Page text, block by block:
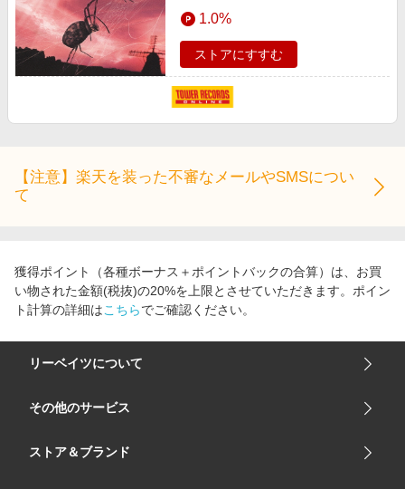
1.0%
ストアにすすむ
【注意】楽天を装った不審なメールやSMSについ
て
獲得ポイント（各種ボーナス＋ポイントバックの合算）は、お買
い物された金額(税抜)の20%を上限とさせていただきます。ポイン
ト計算の詳細はこちらでご確認ください。
リーベイツについて
会社概要
サイトマップ
その他のサービス
楽天市場
ストア＆ブランド